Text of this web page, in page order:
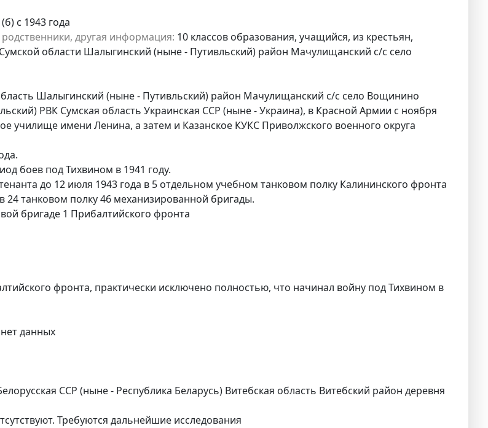
с 1943 года
другая информация: 10 классов образования, учащийся, из крестьян,
области Шалыгинский (ныне - Путивльский) район Мачулищанский с/с село
Шалыгинский (ныне - Путивльский) район Мачулищанский с/с село Вощинино
РВК Сумская область Украинская ССР (ныне - Украина), в Красной Армии с ноября
училище имени Ленина, а затем и Казанское КУКС Приволжского военного округа
боев под Тихвином в 1941 году.
до 12 июля 1943 года в 5 отдельном учебном танковом полку Калининского фронта
24 танковом полку 46 механизированной бригады.
бригаде 1 Прибалтийского фронта
фронта, практически исключено полностью, что начинал войну под Тихвином в
нет данных
ССР (ныне - Республика Беларусь) Витебская область Витебский район деревня
Требуются дальнейшие исследования